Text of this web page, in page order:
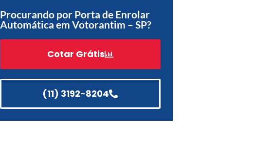
Procurando por Porta de Enrolar
Automática em Votorantim – SP?
Cotar Grátis
(11) 3192-8204